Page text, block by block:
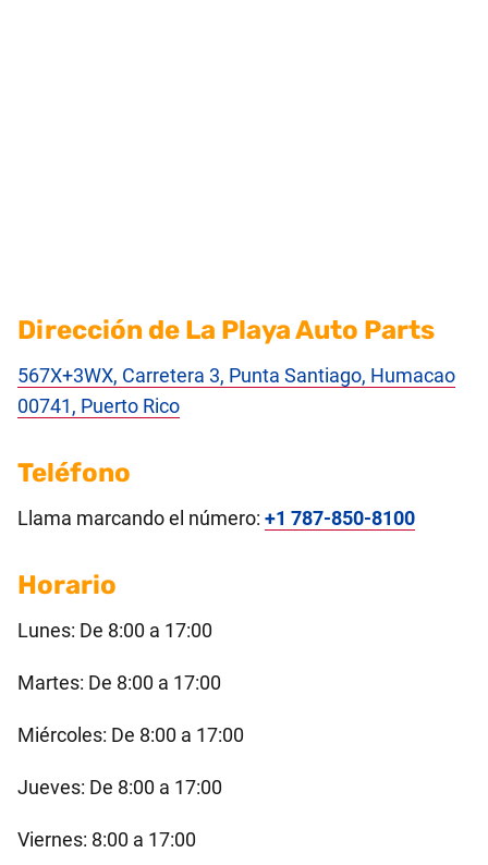
Dirección de La Playa Auto Parts
567X+3WX, Carretera 3, Punta Santiago, Humacao
00741, Puerto Rico
Teléfono
Llama marcando el número: +1 787-850-8100
Horario
Lunes: De 8:00 a 17:00
Martes: De 8:00 a 17:00
Miércoles: De 8:00 a 17:00
Jueves: De 8:00 a 17:00
Viernes: 8:00 a 17:00